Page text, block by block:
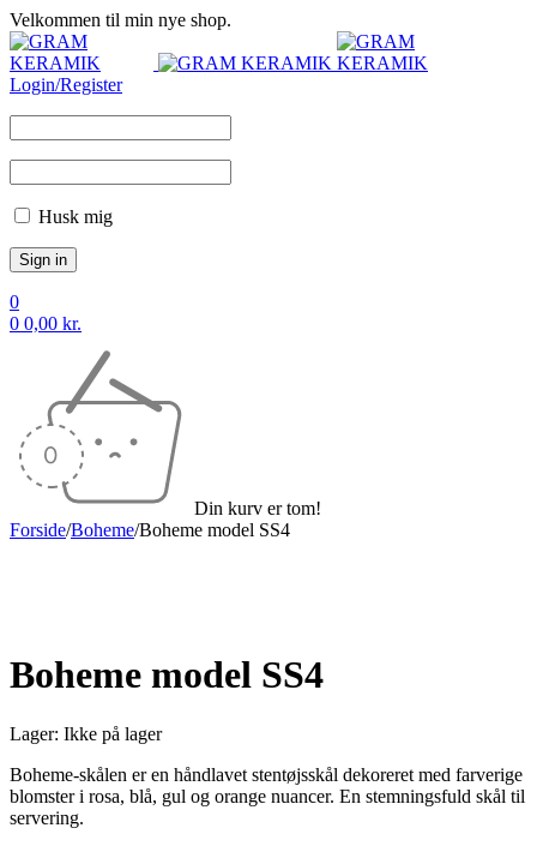
Velkommen til min nye shop.
Login/Register
Husk mig
0
0 0,00 kr.
Din kurv er tom!
Forside/Boheme/Boheme model SS4
Boheme model SS4
Lager: Ikke på lager
Boheme-skålen er en håndlavet stentøjsskål dekoreret med farverige
blomster i rosa, blå, gul og orange nuancer. En stemningsfuld skål til
servering.